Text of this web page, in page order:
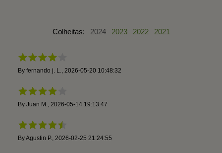
Colheitas: 2024 2023 2022 2021
By fernando j. L. 2026-05-20 10:48:32
By Juan M. 2026-05-14 19:13:47
ByAgustin P. 2026-02-25 21:24:55